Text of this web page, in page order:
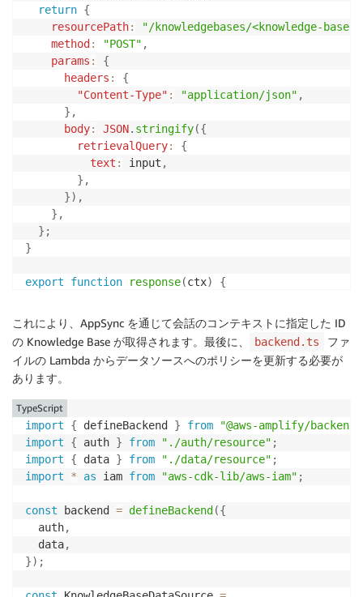
Schema = ClientSchema
data
  schema
  authorizationModes
    defaultAuthorizationMode
"userPool"
return {
resourcePath:
"/knowledgebases/<knowledge-
method : "POST" ,
params :
{
headers :
{
"Content-Type" : "application/json" ,
} ,
body: JSON. stringify({
retrievalQuery:
{
text : input ,
} ,
}) ,
} ,
} ;
}
export function response(ctx)
{
}
これにより、AppSync を通じて会話のコンテキストに指定した ID
の Knowledge Base が取得されます。最後に、
backend.ts
ファ
イルの Lambda からデータソースへのポリシーを更新する必要が
あります。
import { defineBackend } from "@aws-amplify/backend"
import
{ auth } from "./auth/resource" ;
import
{ data } from "./data/resource" ;
import
* as iam from "aws-cdk-lib/aws-iam" ;
const backend = defineBackend ({
  auth
,
  data
,
}) ;
TypeScript